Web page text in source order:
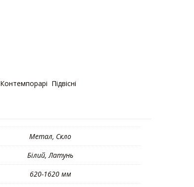
Контемпорарі Підвісні
Метал, Скло
Білий, Латунь
620-1620 мм